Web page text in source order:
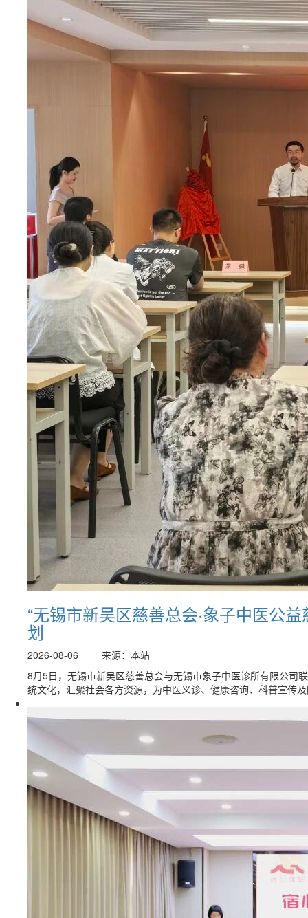
“无锡市新吴区慈善总会·象子中医公
划
2026-08-06
来源：本站
8月5日，无锡市新吴区慈善总会与无锡市象子中医诊所有限公司
统文化，汇聚社会各方资源，为中医义诊、健康咨询、科普宣传